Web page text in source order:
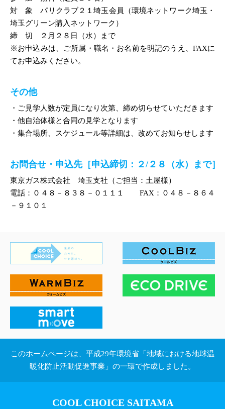
対 象 パリクラブ２１埼玉会員（環境ネットワーク埼玉・
埼玉グリーン購入ネットワーク）
締 切 ２月２８日（水）まで
※お申込みは、ご所属・職名・お名前を明記のうえ、FAXに
てお申込みください。
その他
・ご見学人数が定員になり次第、締め切らせていただきます
・他自治体様と合同の見学となります
・集合場所、スケジュール等詳細は、改めてお知らせします
お問合せ・申込先［申込締切：２/２８（水）まで］
東京ガス株式会社 埼玉支社（ご担当：土屋様）
電話：０４８－８３８－０１１１ FAX：０４８－８６４
－９１０１
このホームページは、平成29年環境省「地域における地球温
暖化防止活動促進事業」の一環で作成しました。
COOL CHOICE SAITAMA